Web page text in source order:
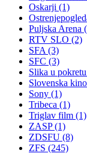
Oskarji (1)
Puljska Arena
RTV SLO (2)
SFA (3)
SFC (3)
Slika u
Slovenska
Sony (1)
Tribeca (1)
Triglav film (1)
ZASP (1)
ZDSFU (8)
ZFS (245)